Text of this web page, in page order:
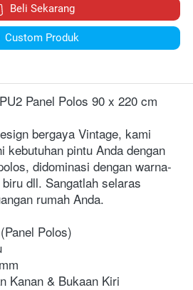
Beli Sekarang
Custom Produk
Panel Polos 90 x 220 cm
bergaya Vintage, kami
kebutuhan pintu Anda dengan
didominasi dengan warna-
dll. Sangatlah selaras
rumah Anda.
Polos)
Kanan & Bukaan Kiri